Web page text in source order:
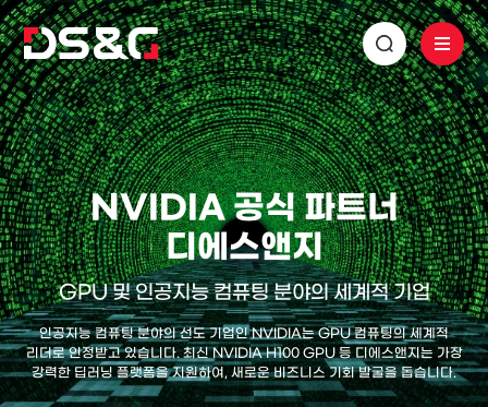
NVIDIA 공식 파트너
디에스앤지
GPU 및 인공지능 컴퓨팅 분야의 세계적 기업
인공지능 컴퓨팅 분야의 선도 기업인 NVIDIA는 GPU 컴퓨팅의 세계적
리더로 인정받고 있습니다.최신 NVIDIA H100 GPU 등 디에스앤지는 가장
강력한 딥러닝 플랫폼을 지원하여, 새로운 비즈니스 기회 발굴을 돕습니다.